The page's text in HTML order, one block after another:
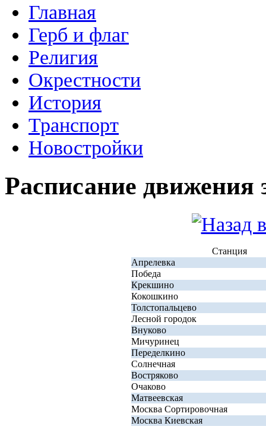
Главная
Герб и флаг
Религия
Окрестности
История
Транспорт
Новостройки
Расписание движения
Станция
Апрелевка
Победа
Крекшино
Кокошкино
Толстопальцево
Лесной городок
Внуково
Мичуринец
Переделкино
Солнечная
Востряково
Очаково
Матвеевская
Москва Сортировочная
Москва Киевская